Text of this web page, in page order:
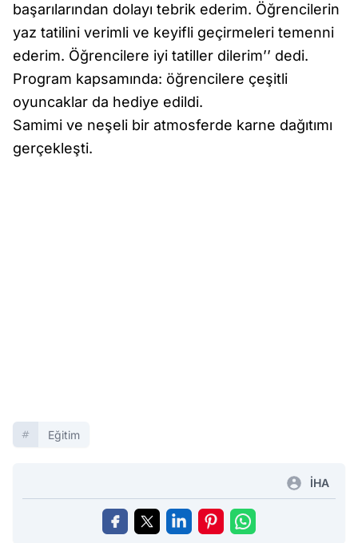
başarılarından dolayı tebrik ederim. Öğrencilerin
yaz tatilini verimli ve keyifli geçirmeleri temenni
ederim. Öğrencilere iyi tatiller dilerim’’ dedi.
Program kapsamında: öğrencilere çeşitli
oyuncaklar da hediye edildi.
Samimi ve neşeli bir atmosferde karne dağıtımı
gerçekleşti.
Eğitim
İHA